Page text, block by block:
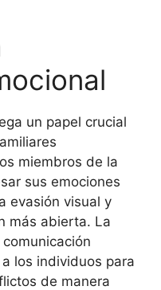
un papel crucial
miembros de la
sus emociones
evasión visual y
más abierta. La
los individuos para
de manera